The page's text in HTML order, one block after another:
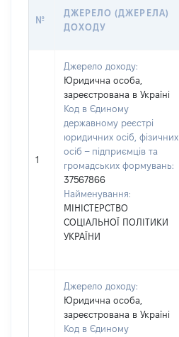
№
ДЖЕРЕЛО (ДЖЕРЕЛА)
ДОХОДУ
1
Джерело доходу:
Юридична особа,
зареєстрована в Україні
Код в Єдиному
державному реєстрі
юридичних осіб, фізичних
осіб – підприємців та
громадських формувань:
37567866
Найменування:
МІНІСТЕРСТВО
СОЦІАЛЬНОЇ ПОЛІТИКИ
УКРАЇНИ
Джерело доходу:
Юридична особа,
зареєстрована в Україні
Код в Єдиному